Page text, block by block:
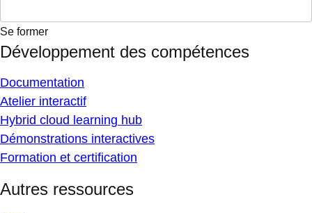
Se former
Développement des compétences
Documentation
Atelier interactif
Hybrid cloud learning hub
Démonstrations interactives
Formation et certification
Autres ressources